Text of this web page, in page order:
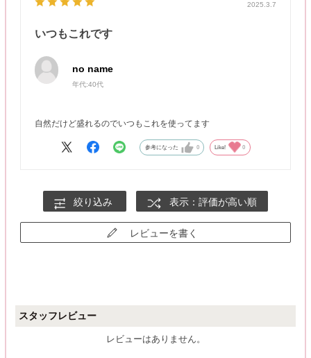
2025.3.7
いつもこれです
no name
年代:40代
自然だけど盛れるのでいつもこれを使ってます
参考になった 0 Like! 0
絞り込み 表示：評価が高い順
レビューを書く
スタッフレビュー
レビューはありません。